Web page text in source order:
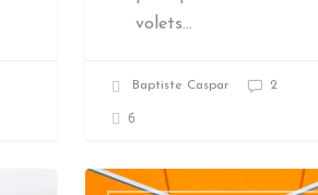
volets…
Baptiste Caspar 2
6